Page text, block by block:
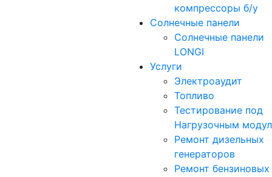
компрессоры б/у
Солнечные панели
Солнечные панели
LONGI
Услуги
Электроаудит
Топливо
Тестирование под
Нагрузочным
Ремонт дизельных
генераторов
Ремонт бензиновых